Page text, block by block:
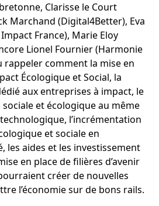
Clarisse le Court
Marchand (Digital4Better), Eva
France), Marie Eloy
Lionel Fournier(Harmonie
rappeler comment la mise en
Écologique et Social, la
aux entreprises à impact, le
et écologique au même
l’incrémentation
et sociale en
les aides et les investissement
en place de filières d’avenir
créer de nouvelles
l’économie sur de bons rails.